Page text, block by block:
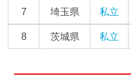
7 埼玉県 私立
8 茨城県 私立